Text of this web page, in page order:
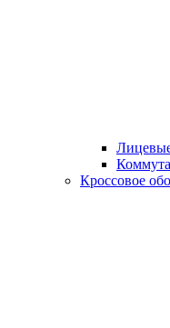
Кроссовое